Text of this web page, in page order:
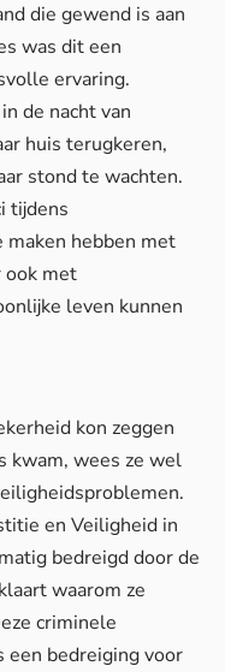
die gewend is aan
was dit een
ervaring.
de nacht van
huis terugkeren,
stond te wachten.
tijdens
hebben met
ook met
leven kunnen
kon zeggen
kwam, wees ze wel
en Veiligheid in
bedreigd door de
waarom ze
criminele
een bedreiging voor